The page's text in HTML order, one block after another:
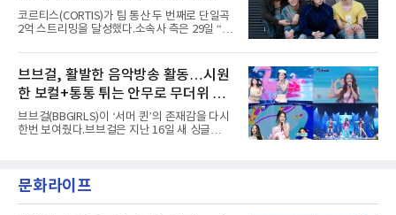
아내고, 여러 원색이 불규칙하게 뒤섞인 멀티컬
러 헤어와 과감한 블루·블랙 립 메이크업이 낯설
고도 매혹적인 비주얼을 완성했다.스타일링 역
엣을 거침없이 결합했다. 멤버들은 각기 다른 개
성을 살린 스타일링을 선
코르티스(CORTIS)가 팀 통산 두 번째로 단일곡
2억 스트리밍을 달성했다.소속사 측은 29일 “코
벌 오디오·음원 스트리밍 플랫폼 스포티파이에
서 27일 자로 누적 재생 수 2억 회를 돌파했
다”고 밝혔다.곡이 발표된 지 약 10개월 만이다.
팀의 첫 번째 2억 스트리밍 곡은 동일 음반에 수
록된 ‘GO!’다. 이 노래는 공개 약 9개월 만인 지
난달 26일 자에 2억 고지를 밟았다. 이는 최근 5
년 내 데뷔한 보이그룹의 곡 중 최단기 2억 달성
했다. “내 티, 5 bucks 바지는, 만원” 등 멤버들
의 라이프 스타일
브브걸, 활발한 음악방송 활동…시원
한 보컬+통통 튀는 안무로 무더위 사
냥
브브걸(BBGIRLS)이 ‘서머 퀸’의 존재감을 다시
한번 보여줬다.브브걸은 지난 16일 새 싱글
MBC '쇼! 음악중심', SBS '인기가요' 등 주요 음
악방송 무대에 올라 화려한 퍼포먼스를 펼쳤다.
문화라이프